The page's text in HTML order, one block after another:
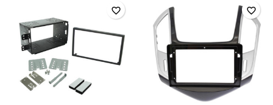
favorite_border favorite_border